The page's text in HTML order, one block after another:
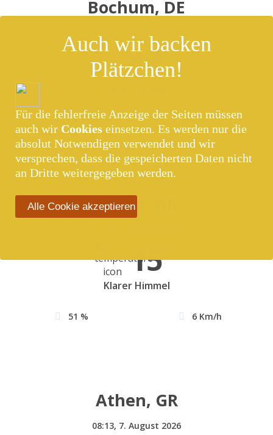
Bochum, DE
14°C
81 % 2 Km/h
Rijeka, HR
15
Klarer Himmel
51 % 6 Km/h
Athen, GR
08:13, 7. August 2026
Auch wir backen
Plätzchen!
Für die fehlerfreie Anzeige der Seiten müssen
auch wir Cookies einsetzen. Es werden nur die
absolut Notwendigen verwendet und wir
versprechen, dass die gespeicherten Daten nicht
an Dritte weitergegeben werden.
Alle Cookie akzeptieren